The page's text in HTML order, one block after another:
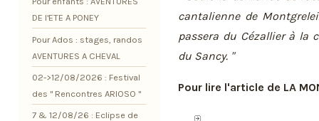
cantalienne de
passera du Cézallier à la
du Sancy. "
Pour lire l'article de LA
DE l'ETE A PONEY
Pour Ados : stages, randos
AVENTURES A CHEVAL
02->12/08/2026 : Festival
des " Rencontres ARIOSO "
7 & 12/08/26 : Eclipse de